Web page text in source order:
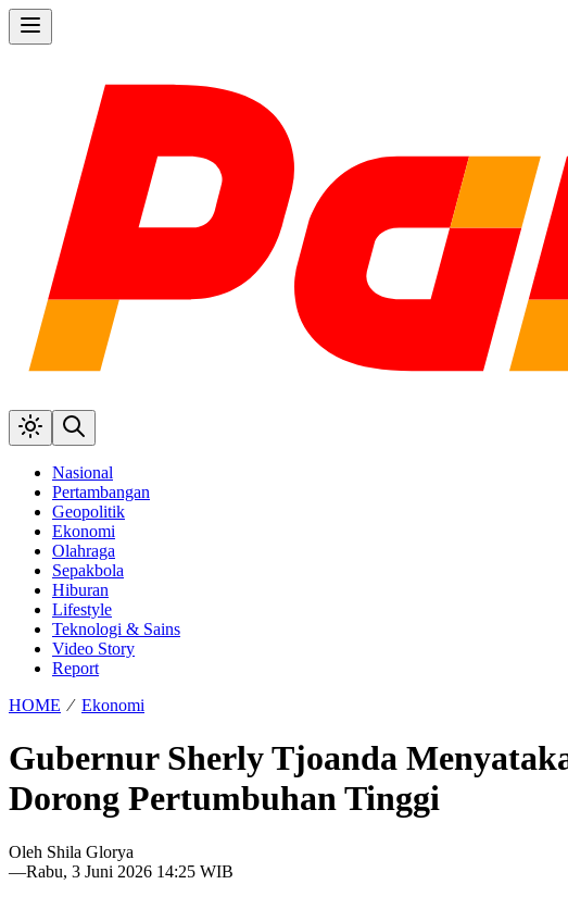
Nasional
Pertambangan
Geopolitik
Ekonomi
Olahraga
Sepakbola
Hiburan
Lifestyle
Teknologi & Sains
Video Story
Report
HOME ⁄ Ekonomi
Gubernur Sherly Tjoanda
Dorong Pertumbuhan Tinggi
Oleh Shila Glorya
—Rabu, 3 Juni 2026 14:25 WIB